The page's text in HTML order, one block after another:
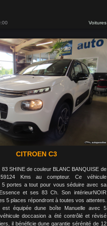
Voitures
CITROEN C3
SHINE de couleur BLANC BANQUISE de
Kms au compteur. Ce véhicule
5 portes a tout pour vous séduire avec sa
et ses 83 Ch. Son intérieurNOIR
5 places répondront à toutes vos attentes.
est équipée dune boîte Manuelle avec 5
doccasion a été contrôlé et révisé
il bénéficie dune garantie sérénité de 12